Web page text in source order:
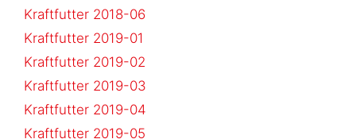
Kraftfutter 2018-06
Kraftfutter 2019-01
Kraftfutter 2019-02
Kraftfutter 2019-03
Kraftfutter 2019-04
Kraftfutter 2019-05